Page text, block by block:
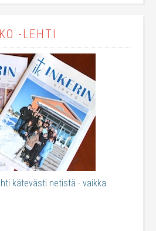
-LEHTI
kätevästi netistä - vaikka